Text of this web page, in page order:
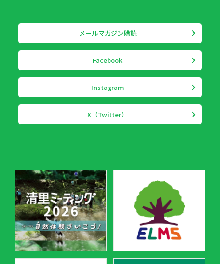
メールマガジン購読
Facebook
Instagram
X（Twitter）